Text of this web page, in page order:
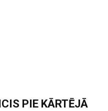
PIE KĀRTĒJĀ